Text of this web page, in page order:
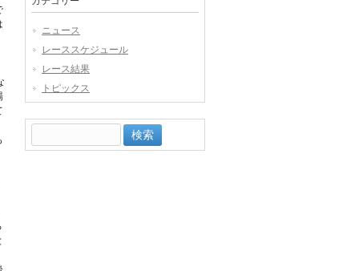
ニュース
レーススケジュール
レース結果
トピックス
索: